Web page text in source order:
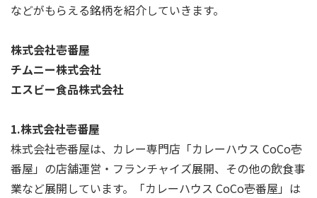
などがもらえる銘柄を紹介していきます。
株式会社壱番屋
チムニー株式会社
エスビー食品株式会社
1.株式会社壱番屋
株式会社壱番屋は、カレー専門店「カレーハウス CoCo壱
番屋」の店舗運営・フランチャイズ展開、その他の飲食事
業など展開しています。「カレーハウス CoCo壱番屋」は